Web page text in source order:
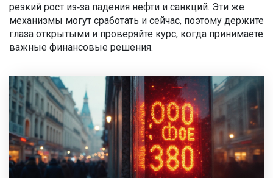
резкий рост из‑за падения нефти и санкций. Эти же
механизмы могут сработать и сейчас, поэтому держите
глаза открытыми и проверяйте курс, когда принимаете
важные финансовые решения.